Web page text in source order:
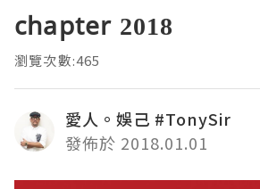
chapter 2018
瀏覽次數:465
愛人。娛己 #TonySir
發佈於 2018.01.01